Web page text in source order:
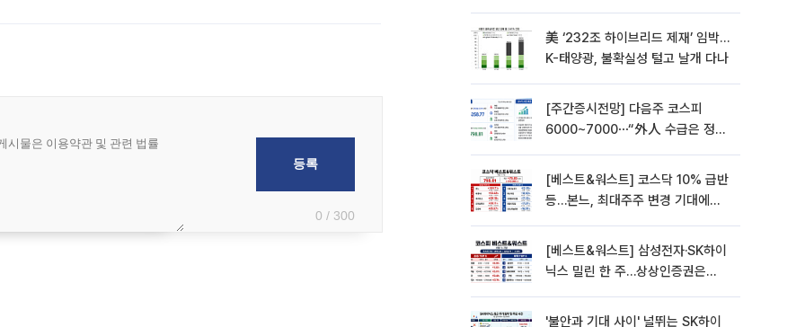
0 / 300
美 ‘232조 하이브리드 제재’ 임박…
K-태양광, 불확실성 털고 날개 다나
[주간증시전망] 다음주 코스피
6000~7000⋯“外人 수급은 정책
[베스트&워스트] 코스닥 10% 급반
등…본느, 최대주주 변경 기대에
[베스트&워스트] 삼성전자·SK하이
닉스 밀린 한 주…상상인증권은
'불안과 기대 사이' 널뛰는 SK하이